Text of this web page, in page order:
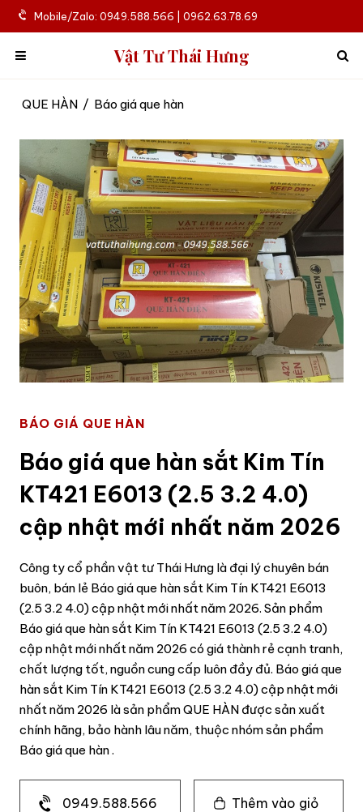
Mobile/Zalo: 0949.588.566 | 0962.63.78.69
Vật Tư Thái Hưng
QUE HÀN / Báo giá que hàn
BÁO GIÁ QUE HÀN
Báo giá que hàn sắt Kim Tín
KT421 E6013 (2.5 3.2 4.0)
cập nhật mới nhất năm 2026
Công ty cổ phần vật tư Thái Hưng là đại lý chuyên bán
buôn, bán lẻ Báo giá que hàn sắt Kim Tín KT421 E6013
(2.5 3.2 4.0) cập nhật mới nhất năm 2026. Sản phẩm
Báo giá que hàn sắt Kim Tín KT421 E6013 (2.5 3.2 4.0)
cập nhật mới nhất năm 2026 có giá thành rẻ cạnh tranh,
chất lượng tốt, nguồn cung cấp luôn đầy đủ. Báo giá que
hàn sắt Kim Tín KT421 E6013 (2.5 3.2 4.0) cập nhật mới
nhất năm 2026 là sản phẩm QUE HÀN được sản xuất
chính hãng, bảo hành lâu năm, thuộc nhóm sản phẩm
Báo giá que hàn .
0949.588.566 Thêm vào giỏ